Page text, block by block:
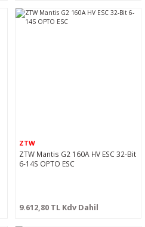
ZTW
ZTW Mantis G2 160A HV ESC 32-Bit
6-14S OPTO ESC
9.612,80 TL Kdv Dahil